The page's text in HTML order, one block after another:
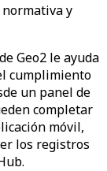
y
Geo2 le ayuda
cumplimiento
un panel de
completar
móvil,
los registros